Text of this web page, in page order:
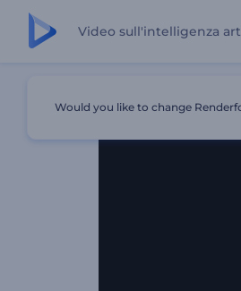
Video sull'intelligenza
Would you like to change